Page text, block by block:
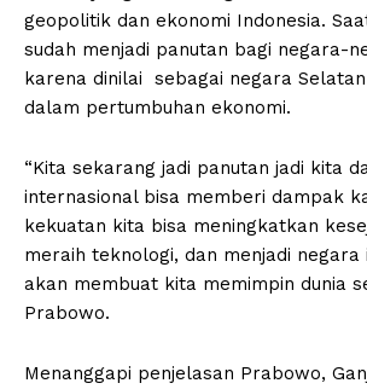
geopolitik dan ekonomi Indonesia.
sudah menjadi panutan bagi negara-
karena dinilai sebagai negara
dalam pertumbuhan ekonomi.
“Kita sekarang jadi panutan jadi kita
internasional bisa memberi dampak
kekuatan kita bisa meningkatkan
meraih teknologi, dan menjadi negara
akan membuat kita memimpin dunia
Prabowo.
Menanggapi penjelasan Prabowo,